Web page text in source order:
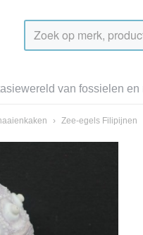
van fossielen en
› Zee-egels Filipijnen